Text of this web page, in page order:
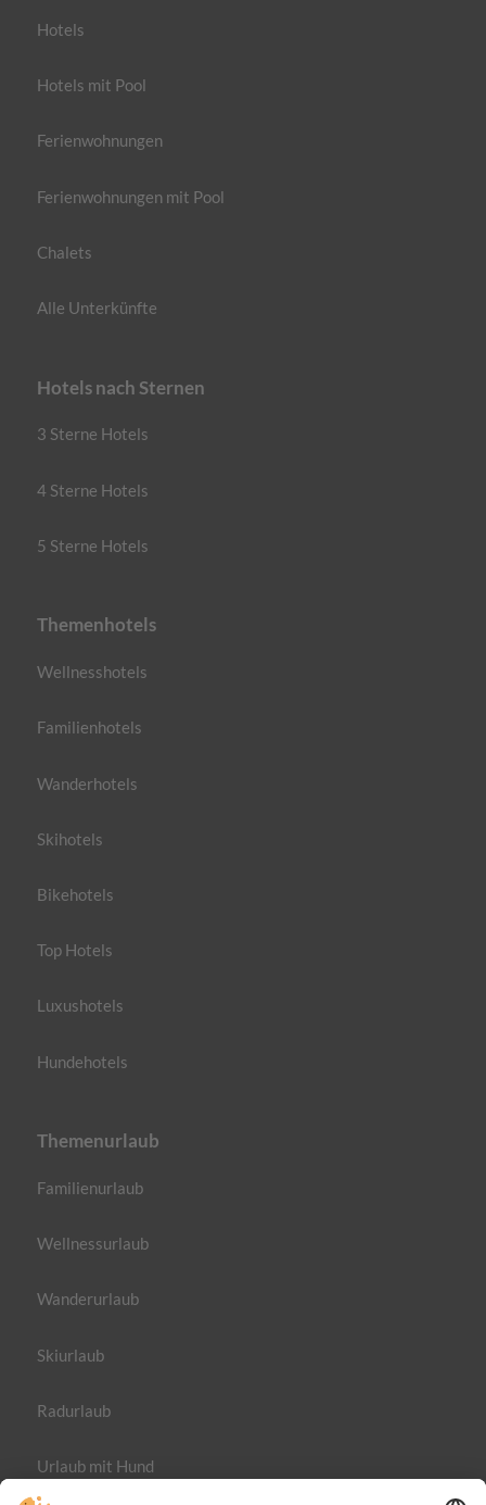
Hotels
Hotels mit Pool
Ferienwohnungen
Ferienwohnungen mit Pool
Chalets
Alle Unterkünfte
Hotels nach Sternen
3 Sterne Hotels
4 Sterne Hotels
5 Sterne Hotels
Themenhotels
Wellnesshotels
Familienhotels
Wanderhotels
Skihotels
Bikehotels
Top Hotels
Luxushotels
Hundehotels
Themenurlaub
Familienurlaub
Wellnessurlaub
Wanderurlaub
Skiurlaub
Radurlaub
Urlaub mit Hund